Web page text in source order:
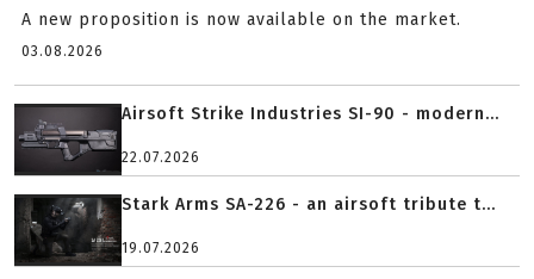
A new proposition is now available on the market.
03.08.2026
Airsoft Strike Industries SI-90 - modern...
22.07.2026
Stark Arms SA-226 - an airsoft tribute t...
19.07.2026